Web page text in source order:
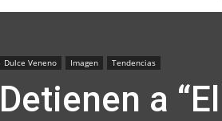
Dulce Veneno Imagen Tendencias
Detienen a